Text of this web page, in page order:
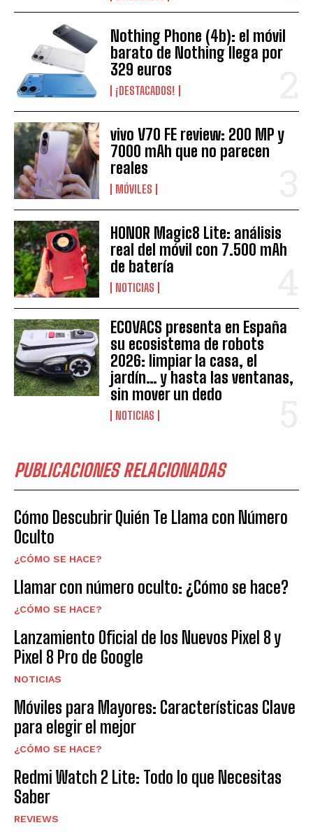
Nothing Phone (4b): el móvil
barato de Nothing llega por
329 euros
¡DESTACADOS!
vivo V70 FE review: 200 MP y
7000 mAh que no parecen
reales
MÓVILES
HONOR Magic8 Lite: análisis
real del móvil con 7.500 mAh
de batería
NOTICIAS
ECOVACS presenta en España
su ecosistema de robots
2026: limpiar la casa, el
jardín… y hasta las ventanas,
sin mover un dedo
NOTICIAS
PUBLICACIONES RELACIONADAS
Cómo Descubrir Quién Te Llama con Número
Oculto
¿CÓMO SE HACE?
Llamar con número oculto: ¿Cómo se hace?
¿CÓMO SE HACE?
Lanzamiento Oficial de los Nuevos Pixel 8 y
Pixel 8 Pro de Google
NOTICIAS
Móviles para Mayores: Características Clave
para elegir el mejor
¿CÓMO SE HACE?
Redmi Watch 2 Lite: Todo lo que Necesitas
Saber
REVIEWS